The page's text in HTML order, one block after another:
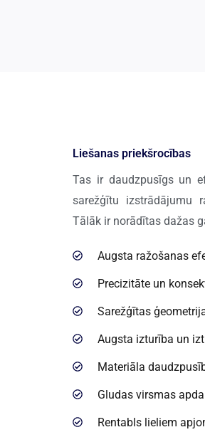
Liešanas priekšrocības
Tas ir daudzpusīgs un
sarežģītu izstrādājumu
Tālāk ir norādītas dažas
Augsta ražošanas
Precizitāte un
Sarežģītas
Augsta izturība un
Materiāla
Gludas virsmas
Rentabls lieliem